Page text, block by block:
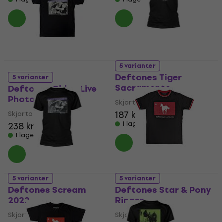
5 varianter
Deftones Chino Live
Photo
Skjorta
238 kr
I lager för E-shop
5 varianter
Deftones Tiger
Sacramento
Skjorta
187 kr 191 kr
I lager för E-shop
5 varianter
Deftones Scream
2022
Skjorta
5 varianter
Deftones Star & Pony
Ringer
Skjorta